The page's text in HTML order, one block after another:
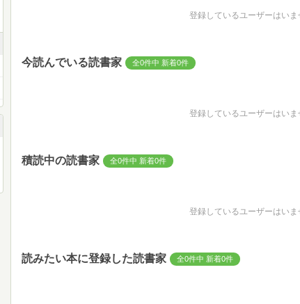
登録しているユーザーはいま
今読んでいる読書家 全0件中 新着0件
登録しているユーザーはいま
積読中の読書家 全0件中 新着0件
登録しているユーザーはいま
読みたい本に登録した読書家 全0件中 新着0件